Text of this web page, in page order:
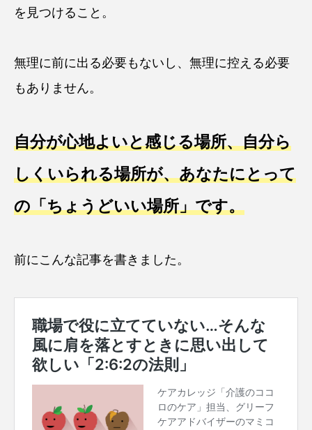
を見つけること。
無理に前に出る必要もないし、無理に控える必要
もありません。
自分が心地よいと感じる場所、自分ら
しくいられる場所が、あなたにとって
の「ちょうどいい場所」です。
前にこんな記事を書きました。